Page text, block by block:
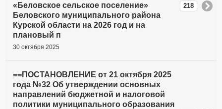
«Беловское сельское поселение»
Беловского муниципального района
Курской области на 2026 год и на
плановый п
30 октября 2025
218
==ПОСТАНОВЛЕНИЕ от 21 октября 2025
года №32 Об утверждении основных
направлений бюджетной и налоговой
политики муниципального образования